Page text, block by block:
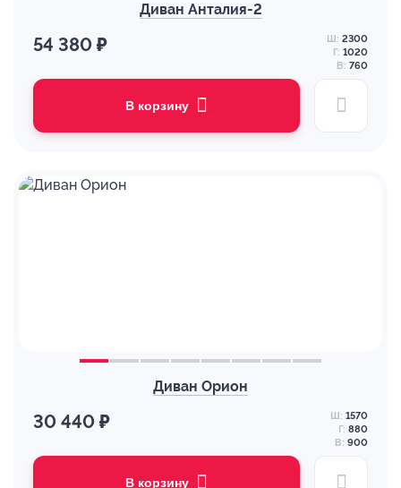
Диван Анталия-2
54 380 ₽ Ш: 2300
Г: 1020
В: 760
В корзину
Диван Орион
30 440 ₽ Ш: 1570
Г: 880
В: 900
В корзину